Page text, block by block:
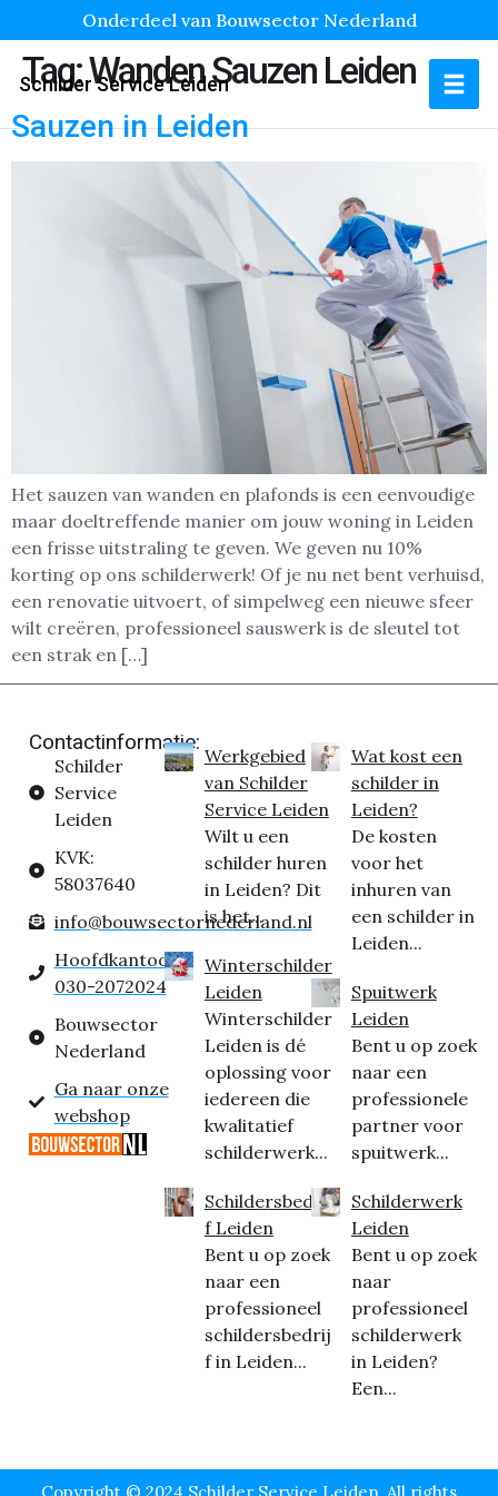
Onderdeel van Bouwsector Nederland
Schilder Service Leiden
Tag:Wanden Sauzen Leiden
Sauzen in Leiden
Het sauzen van wanden en plafonds is een eenvoudige
maar doeltreffende manier om jouw woning in Leiden
een frisse uitstraling te geven. We geven nu 10%
korting op ons schilderwerk! Of je nu net bent verhuisd,
een renovatie uitvoert, of simpelweg een nieuwe sfeer
wilt creëren, professioneel sauswerk is de sleutel tot
een strak en […]
Contactinformatie:
Schilder
Service
Leiden
KVK:
58037640
info@bouwsectornederland.nl
Hoofdkantoor:
030-2072024
Bouwsector
Nederland
Ga naar onze
webshop
Werkgebied
van Schilder
Service Leiden
Wilt u een
schilder huren
in Leiden? Dit
is het...
Winterschilder
Leiden
Winterschilder
Leiden is dé
oplossing voor
iedereen die
kwalitatief
schilderwerk...
Schildersbedrij
f Leiden
Bent u op zoek
naar een
professioneel
schildersbedrij
f in Leiden...
Wat kost een
schilder in
Leiden?
De kosten
voor het
inhuren van
een schilder in
Leiden...
Spuitwerk
Leiden
Bent u op zoek
naar een
professionele
partner voor
spuitwerk...
Schilderwerk
Leiden
Bent u op zoek
naar
professioneel
schilderwerk
in Leiden?
Een...